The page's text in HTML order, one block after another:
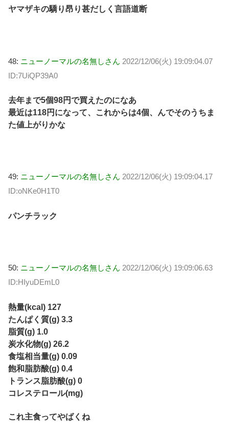
ヤマザキの驕り昂り甚だしく言語道断
48: ニューノーマルの名無しさん 2022/12/06(火) 19:09:04.07
ID:7UiQP39A0
去年まで5個98円で買えたのになあ
最近は118円になって、これからは4個、んでそのうちま
た値上がりかな
49: ニューノーマルの名無しさん 2022/12/06(火) 19:09:04.17
ID:oNKe0H1T0
パンチラック
50: ニューノーマルの名無しさん 2022/12/06(火) 19:09:06.63
ID:HIyuDEmL0
熱量(kcal) 127
たんぱく質(g) 3.3
脂質(g) 1.0
炭水化物(g) 26.2
食塩相当量(g) 0.09
飽和脂肪酸(g) 0.4
トランス脂肪酸(g) 0
コレステロール(mg)
これ主食ってやばくね